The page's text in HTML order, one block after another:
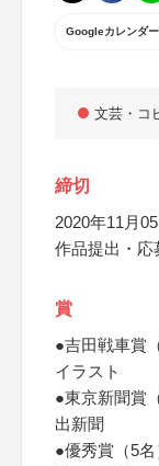
Googleカレンダ
文芸・コ
締切
2020年11月
作品提出・応
賞
●吉田戦車賞
イラスト
●東京新聞賞
出新聞
●優秀賞（5